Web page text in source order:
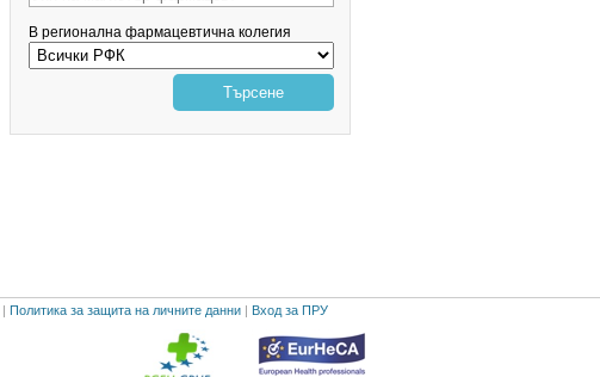
В регионална фармацевтична колегия
Търсене
| Политика за защита на личните данни | Вход за ПРУ